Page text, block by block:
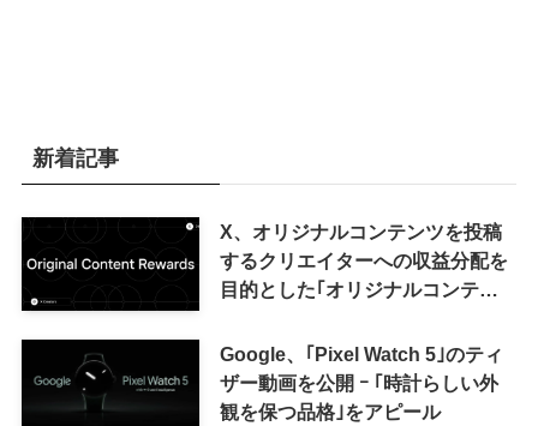
新着記事
X、オリジナルコンテンツを投稿
するクリエイターへの収益分配を
目的とした｢オリジナルコンテン
来の｢収益分配｣は廃止
Google、｢Pixel Watch 5｣のティ
ザー動画を公開 ｰ ｢時計らしい外
観を保つ品格｣をアピール